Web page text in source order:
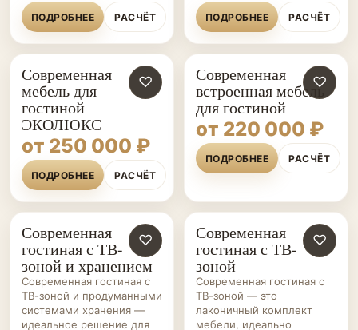
ПОДРОБНЕЕ РАСЧЁТ ПОДРОБНЕЕ РАСЧЁТ
♡
Современная
мебель для
гостиной
ЭКОЛЮКС
от 250 000 ₽
ПОДРОБНЕЕ РАСЧЁТ
♡
Современная
встроенная мебель
для гостиной
от 220 000 ₽
ПОДРОБНЕЕ РАСЧЁТ
ГОСТИНЫЕ НА ЗАКАЗ
♡
Современная
гостиная с ТВ-
зоной и хранением
Современная гостиная с
ТВ-зоной и продуманными
системами хранения —
идеальное решение для
ГОСТИНЫЕ НА ЗАКАЗ
♡
Современная
гостиная с ТВ-
зоной
Современная гостиная с
ТВ-зоной — это
лаконичный комплект
мебели, идеально